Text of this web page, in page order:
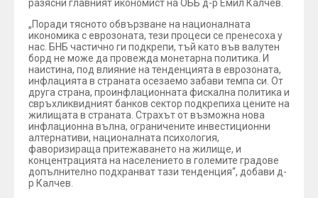
разясни главният икономист на ОББ д-р Емил Калчев.
„Поради тясното обвързване на националната
икономика с еврозоната, тези процеси се пренесоха у
нас. БНБ частично ги подкрепи, тъй като във валутен
борд не може да провежда монетарна политика. И
наистина, под влияние на тенденцията в еврозоната,
инфлацията в страната осезаемо забави темпа си. От
друга страна, проинфлационната фискална политика и
свръхликвидният банков сектор подкрепиха цените на
жилищата в страната. Страхът от възможна нова
инфлационна вълна, ограничените инвестиционни
алтернативи, националната психология,
фаворизираща притежаването на жилище, и
концентрацията на населението в големите градове
допълнително подхранват тази тенденция“, добави д-
р Калчев.